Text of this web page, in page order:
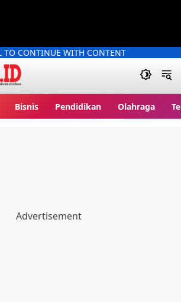
TO CONTINUE WITH CONTENT
Bisnis Pendidikan Olahraga